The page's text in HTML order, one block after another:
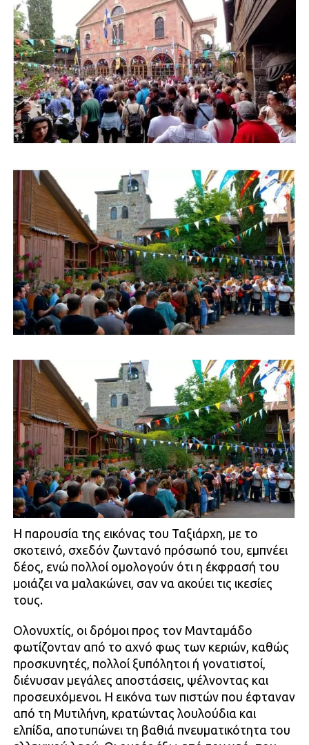
Η παρουσία της εικόνας του Ταξιάρχη, με το
σκοτεινό, σχεδόν ζωντανό πρόσωπό του, εμπνέει
δέος, ενώ πολλοί ομολογούν ότι η έκφρασή του
μοιάζει να μαλακώνει, σαν να ακούει τις ικεσίες
τους.
Ολονυχτίς, οι δρόμοι προς τον Μανταμάδο
φωτίζονταν από το αχνό φως των κεριών, καθώς
προσκυνητές, πολλοί ξυπόλητοι ή γονατιστοί,
διένυσαν μεγάλες αποστάσεις, ψέλνοντας και
προσευχόμενοι. Η εικόνα των πιστών που έφταναν
από τη Μυτιλήνη, κρατώντας λουλούδια και
ελπίδα, αποτυπώνει τη βαθιά πνευματικότητα του